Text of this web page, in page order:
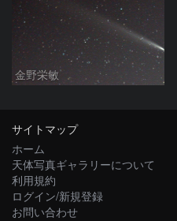
金野栄敏
サイトマップ
ホーム
天体写真ギャラリーについて
利用規約
ログイン/新規登録
お問い合わせ